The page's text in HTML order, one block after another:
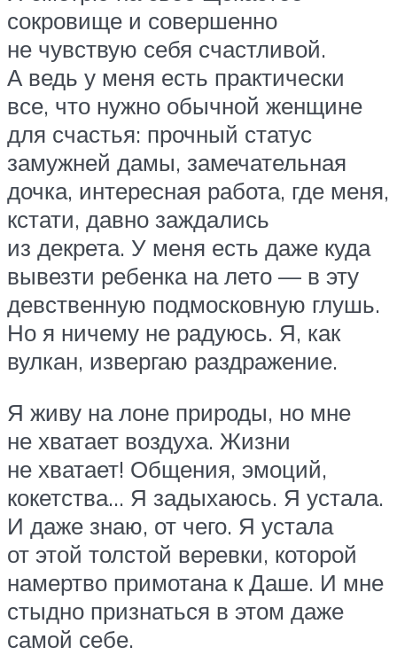
сокровище и совершенно
не чувствую себя счастливой.
А ведь у меня есть практически
все, что нужно обычной женщине
для счастья: прочный статус
замужней дамы, замечательная
дочка, интересная работа, где меня,
кстати, давно заждались
из декрета. У меня есть даже куда
вывезти ребенка на лето — в эту
девственную подмосковную глушь.
Но я ничему не радуюсь. Я, как
вулкан, извергаю раздражение.
Я живу на лоне природы, но мне
не хватает воздуха. Жизни
не хватает! Общения, эмоций,
кокетства… Я задыхаюсь. Я устала.
И даже знаю, от чего. Я устала
от этой толстой веревки, которой
намертво примотана к Даше. И мне
стыдно признаться в этом даже
самой себе.